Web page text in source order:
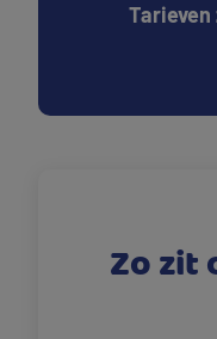
Tarieven
Zo zit